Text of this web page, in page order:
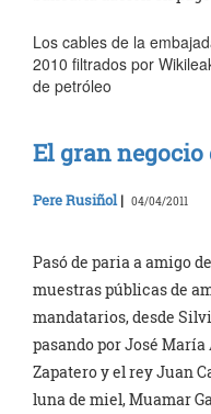
Los cables de la
2010 filtrados por
de petróleo
El gran negocio
Pere Rusiñol | 04/04/2011
Pasó de paria a amigo
muestras públicas de
mandatarios, desde
pasando por José
Zapatero y el rey Juan
luna de miel, Muamar